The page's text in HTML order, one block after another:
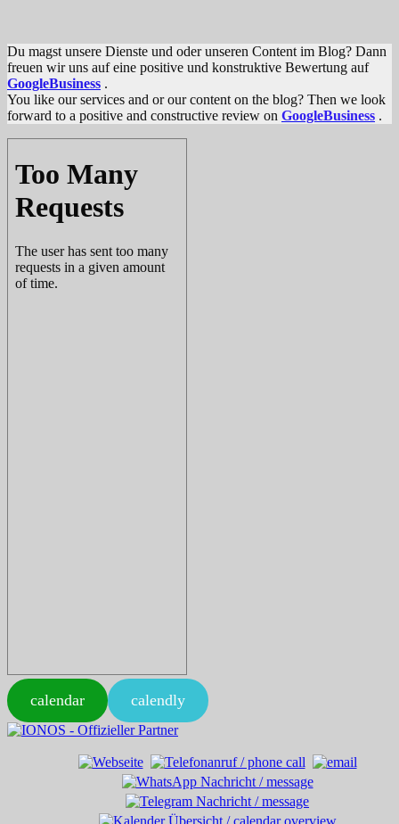
Du magst unsere Dienste und oder unseren Content im Blog? Dann
freuen wir uns auf eine positive und konstruktive Bewertung auf
GoogleBusiness .
You like our services and or our content on the blog? Then we look
forward to a positive and constructive review on GoogleBusiness .
calendar calendly